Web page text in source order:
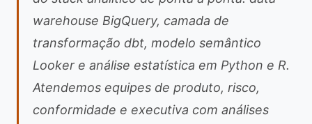
warehouse BigQuery, camada de
transformação dbt, modelo semântico
Looker e análise estatística em Python e R.
Atendemos equipes de produto, risco,
conformidade e executiva com análises